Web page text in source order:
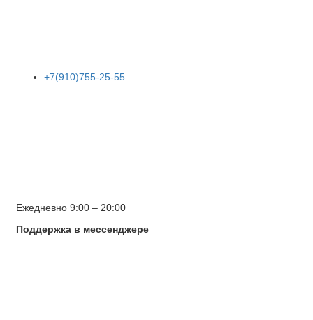
+7(910)755-25-55
Ежедневно 9:00 – 20:00
Поддержка в мессенджере